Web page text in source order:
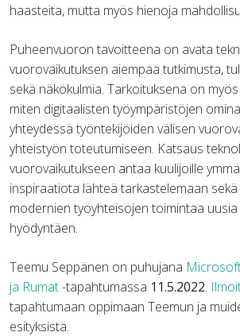
haasteita, mutta myös hienoja
Puheenvuoron tavoitteena on avata
vuorovaikutuksen aiempaa tutkimusta,
sekä näkökulmia. Tarkoituksena on
miten digitaalisten työympäristöjen
yhteydessä työntekijöiden välisen
yhteistyön toteutumiseen. Katsaus
vuorovaikutukseen antaa kuulijoille
inspiraatiota lähteä tarkastelemaan
modernien työyhteisöjen toimintaa uusia
hyödyntäen.
Teemu Seppänen on puhujana
ja Rumat-tapahtumassa 11.5.2022.
tapahtumaan oppimaan Teemun ja
esityksistä.